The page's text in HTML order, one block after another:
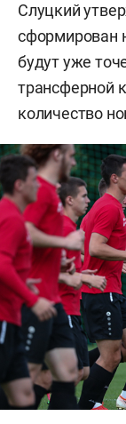
Слуцкий
сформирован
будут уже
трансферной
количество